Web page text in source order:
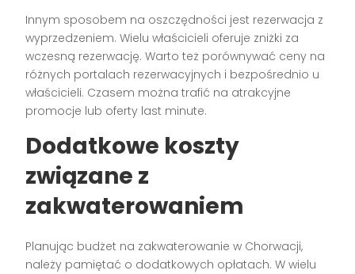
Innym sposobem na oszczędności jest rezerwacja z
wyprzedzeniem. Wielu właścicieli oferuje zniżki za
wczesną rezerwację. Warto też porównywać ceny na
różnych portalach rezerwacyjnych i bezpośrednio u
właścicieli. Czasem można trafić na atrakcyjne
promocje lub oferty last minute.
Dodatkowe koszty
związane z
zakwaterowaniem
Planując budżet na zakwaterowanie w Chorwacji,
należy pamiętać o dodatkowych opłatach. W wielu